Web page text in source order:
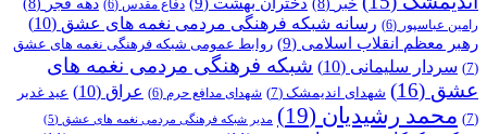
خبر (8) دختران بهشت (9) دفاع مقدس (6) دهه فجر (8)
رامین عباسپور (6) رسانه شبکه فرهنگی مردمی نغمه های عشق (10)
رهبر معظم انقلاب اسلامی (9)
روابط عمومی شبکه فرهنگی نغمه های عشق
(7)
سردار سلیمانی (10)
شبکه فرهنگی مردمی نغمه های
عشق (16) شهدای اندیمشک (7) شهدای مدافع حرم (6) عراق (10)
عید غدیر
(7)
محمد رشیدیان (19) مدیر شبکه فرهنگی مردمی نغمه های عشق (5)